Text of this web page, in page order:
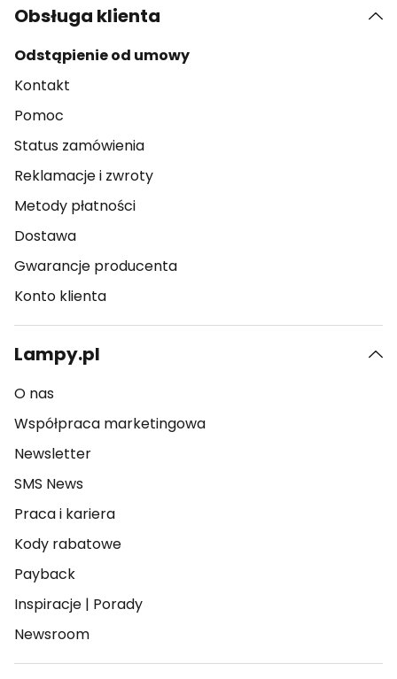
Obsługa klienta
Odstąpienie od umowy
Kontakt
Pomoc
Status zamówienia
Reklamacje i zwroty
Metody płatności
Dostawa
Gwarancje producenta
Konto klienta
Lampy.pl
O nas
Współpraca marketingowa
Newsletter
SMS News
Praca i kariera
Kody rabatowe
Payback
Inspiracje | Porady
Newsroom